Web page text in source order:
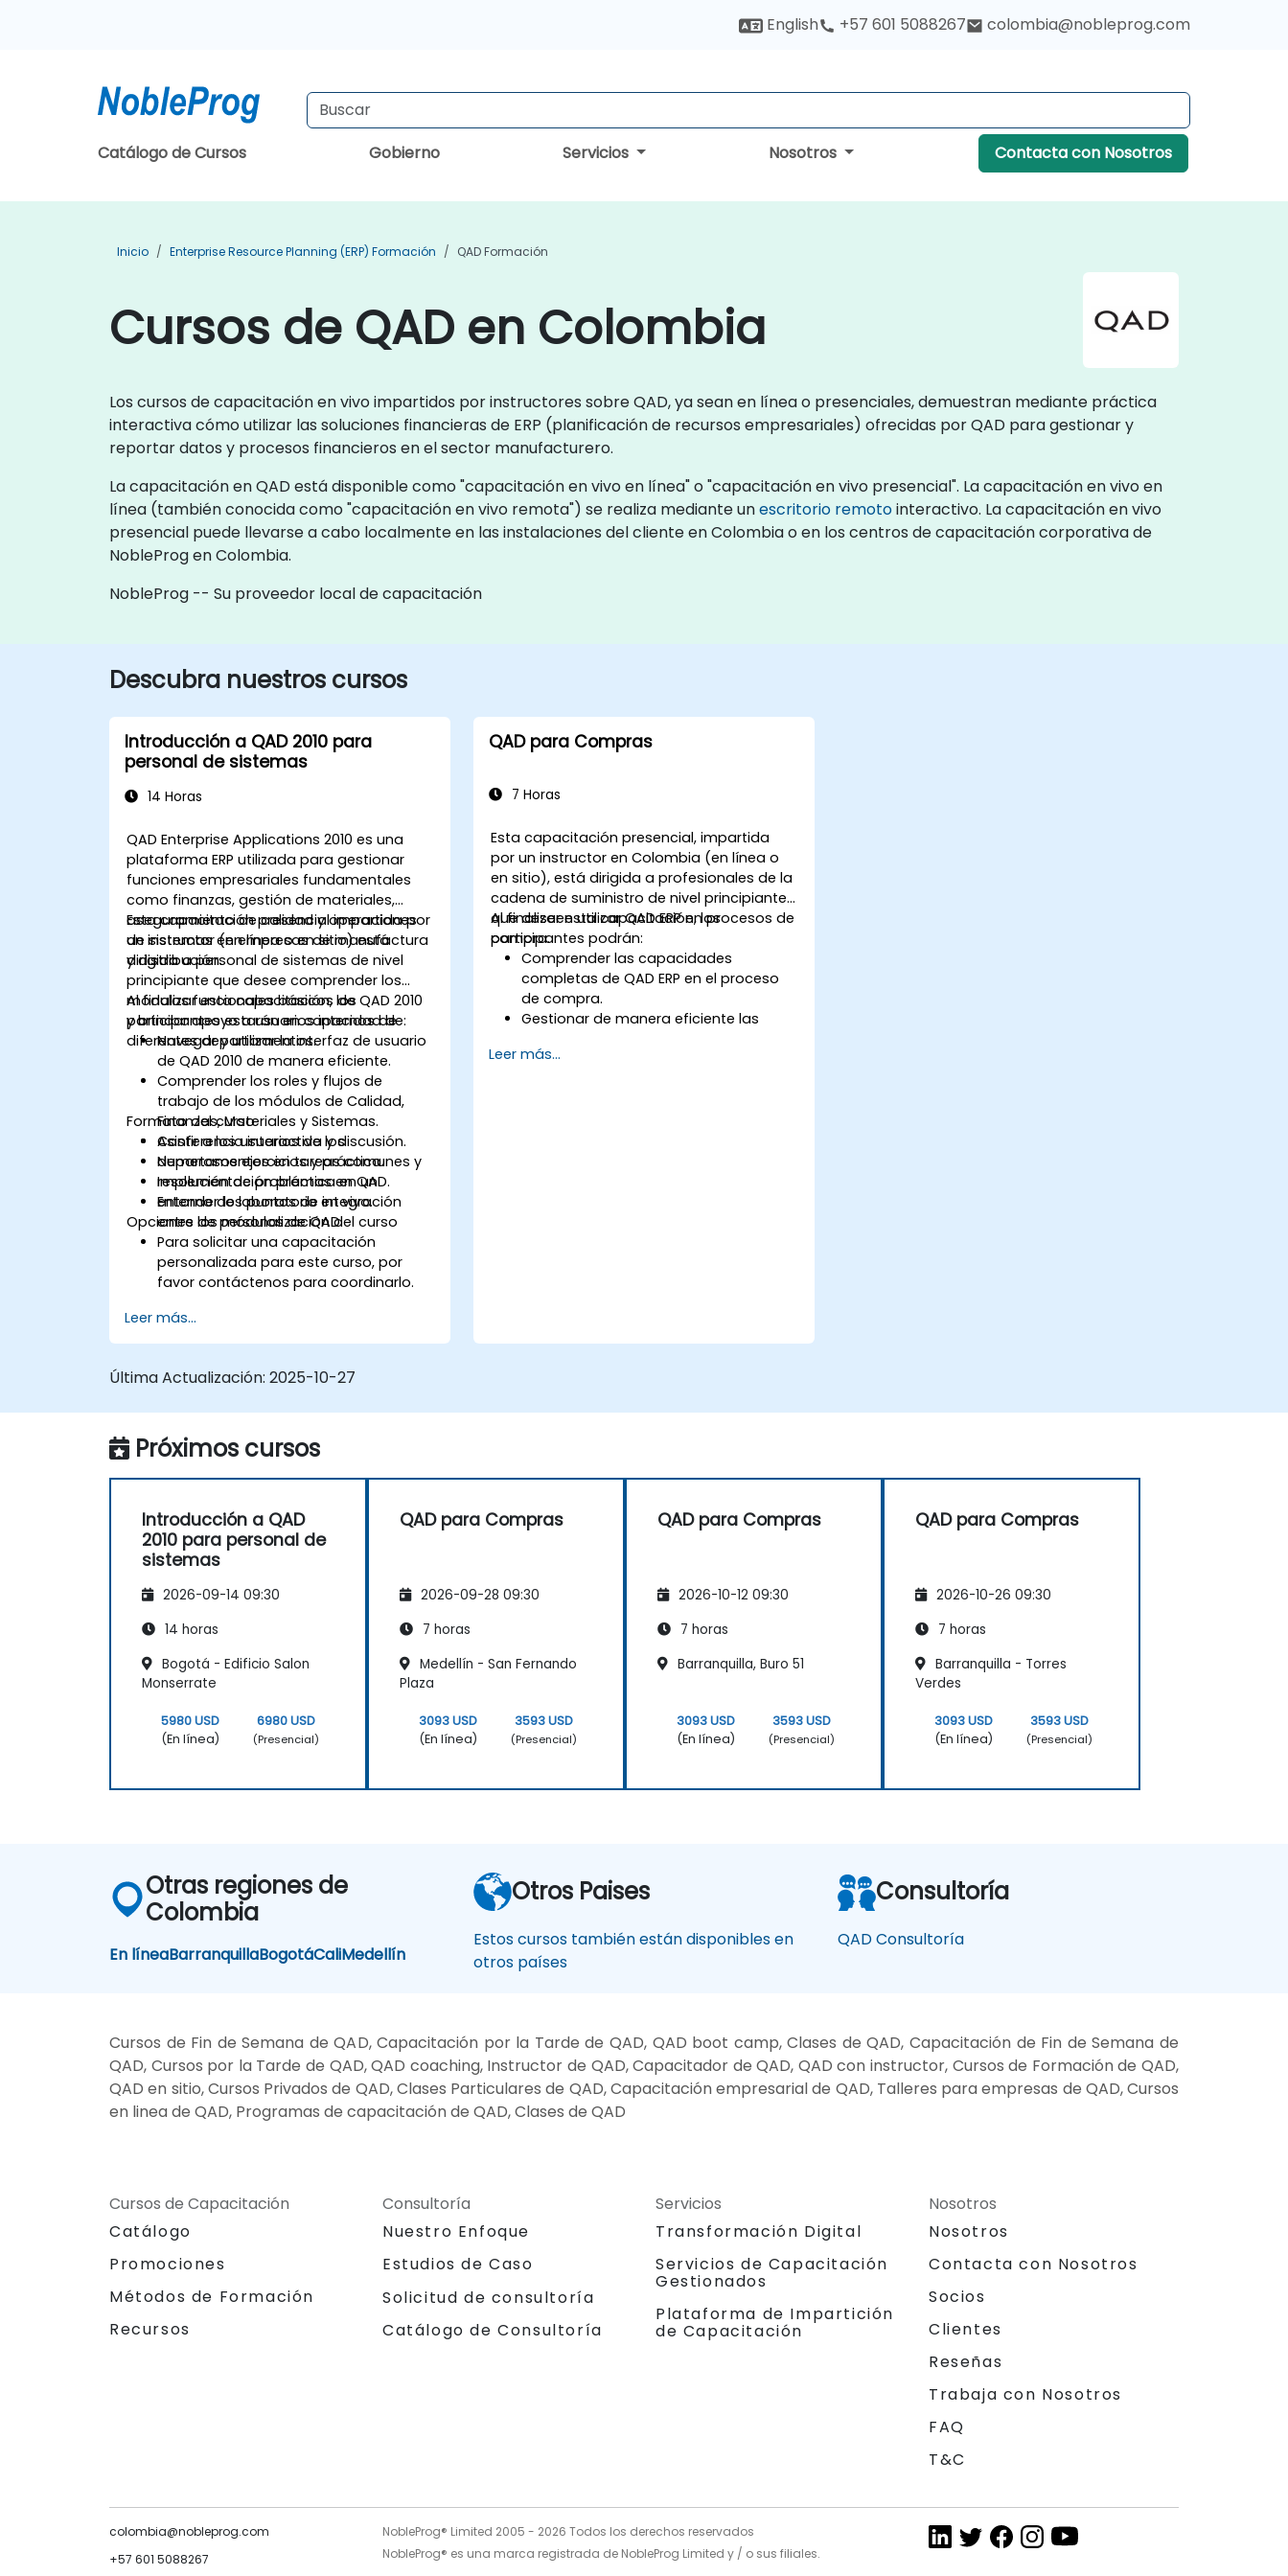
English +57 601 5088267 colombia@nobleprog.com
Catálogo de Cursos Gobierno Servicios Nosotros Contacta con Nosotros
Inicio Enterprise Resource Planning (ERP) Formación QAD Formación
Cursos de QAD en Colombia
Los cursos de capacitación en vivo impartidos por instructores sobre QAD, ya sean en línea o presenciales, demuestran mediante práctica
interactiva cómo utilizar las soluciones financieras de ERP (planificación de recursos empresariales) ofrecidas por QAD para gestionar y
reportar datos y procesos financieros en el sector manufacturero.
La capacitación en QAD está disponible como "capacitación en vivo en línea" o "capacitación en vivo presencial". La capacitación en vivo en
línea (también conocida como "capacitación en vivo remota") se realiza mediante unescritorio remotointeractivo. La capacitación en vivo
presencial puede llevarse a cabo localmente en las instalaciones del cliente en Colombia o en los centros de capacitación corporativa de
NobleProg en Colombia.
NobleProg -- Su proveedor local de capacitación
Descubra nuestros cursos
Introducción a QAD 2010 para
personal de sistemas
14 Horas
QAD Enterprise Applications 2010 es una
plataforma ERP utilizada para gestionar
funciones empresariales fundamentales
como finanzas, gestión de materiales,
aseguramiento de calidad y operaciones
de sistemas en empresas de manufactura
y distribución.
Esta capacitación presencial impartida por
un instructor (en línea o en sitio) está
dirigida a personal de sistemas de nivel
principiante que desee comprender los
módulos funcionales básicos de QAD 2010
y brindar apoyo a usuarios internos de
diferentes departamentos.
Al finalizar esta capacitación, los
participantes estarán en capacidad de:
Navegar y utilizar la interfaz de usuario
de QAD 2010 de manera eficiente.
Comprender los roles y flujos de
trabajo de los módulos de Calidad,
Finanzas, Materiales y Sistemas.
Asistir a los usuarios de los
departamentos en tareas comunes y
resolución de problemas en QAD.
Entender los puntos de integración
entre los módulos de QAD.
Formato del curso
Conferencia interactiva y discusión.
Numerosos ejercicios y práctica.
Implementación práctica en un
entorno de laboratorio en vivo.
Opciones de personalización del curso
Para solicitar una capacitación
personalizada para este curso, por
favor contáctenos para coordinarlo.
Leer más...
QAD para Compras
7 Horas
Esta capacitación presencial, impartida
por un instructor en Colombia (en línea o
en sitio), está dirigida a profesionales de la
cadena de suministro de nivel principiante
que deseen utilizar QAD ERP en procesos de
compra.
Al finalizar esta capacitación, los
participantes podrán:
Comprender las capacidades
completas de QAD ERP en el proceso
de compra.
Gestionar de manera eficiente las
compra (OC) y pedidos globales
Leer más...
Última Actualización: 2025-10-27
Próximos cursos
Introducción a QAD
2010 para personal de
sistemas
2026-09-14 09:30
14 horas
Bogotá - Edificio Salon
Monserrate
5980 USD
(En línea)
6980 USD
(Presencial)
QAD para Compras
2026-09-28 09:30
7 horas
Medellín - San Fernando
Plaza
3093 USD
(En línea)
3593 USD
(Presencial)
QAD para Compras
2026-10-12 09:30
7 horas
Barranquilla, Buro 51
3093 USD
(En línea)
3593 USD
(Presencial)
QAD para Compras
2026-10-26 09:30
7 horas
Barranquilla - Torres
Verdes
3093 USD
(En línea)
3593 USD
(Presencial)
Otras regiones de
Colombia
En líneaBarranquillaBogotáCaliMedellín
Otros Paises
Estos cursos también están disponibles en
otros países
Consultoría
QAD Consultoría
Cursos de Fin de Semana de QAD, Capacitación por la Tarde de QAD, QAD boot camp, Clases de QAD, Capacitación de Fin de Semana de
QAD, Cursos por la Tarde de QAD, QAD coaching, Instructor de QAD, Capacitador de QAD, QAD con instructor, Cursos de Formación de QAD,
QAD en sitio, Cursos Privados de QAD, Clases Particulares de QAD, Capacitación empresarial de QAD, Talleres para empresas de QAD, Cursos
en linea de QAD, Programas de capacitación de QAD, Clases de QAD
Cursos de Capacitación
Catálogo
Promociones
Métodos de Formación
Recursos
Consultoría
Nuestro Enfoque
Estudios de Caso
Solicitud de consultoría
Catálogo de Consultoría
Servicios
Transformación Digital
Servicios de Capacitación
Gestionados
Plataforma de Impartición
de Capacitación
Nosotros
Nosotros
Contacta con Nosotros
Socios
Clientes
Reseñas
Trabaja con Nosotros
FAQ
T&C
colombia@nobleprog.com
+57 601 5088267
NobleProg® Limited 2005 - 2026 Todos los derechos reservados
NobleProg® es una marca registrada de NobleProg Limited y / o sus filiales.